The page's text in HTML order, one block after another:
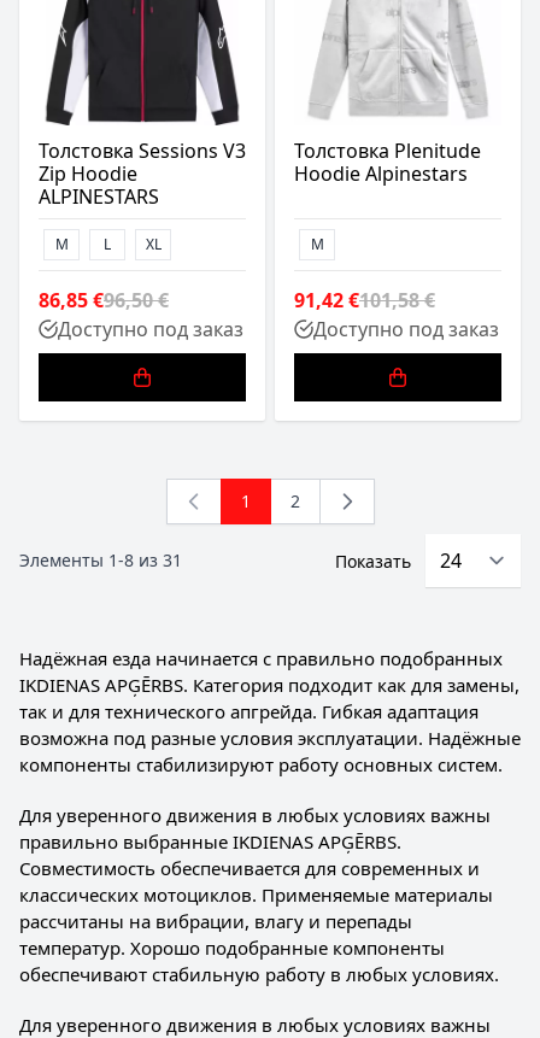
Толстовка Sessions V3
Zip Hoodie
ALPINESTARS
M L XL
86,85 €96,50 €
Доступно под заказ
Толстовка Plenitude
Hoodie Alpinestars
M
91,42 €101,58 €
Доступно под заказ
Элементы 1-8 из 31
You're currently reading page
1 Страница
2
Показать
Надёжная езда начинается с правильно подобранных
IKDIENAS APĢĒRBS. Категория подходит как для замены,
так и для технического апгрейда. Гибкая адаптация
возможна под разные условия эксплуатации. Надёжные
компоненты стабилизируют работу основных систем.
Для уверенного движения в любых условиях важны
правильно выбранные IKDIENAS APĢĒRBS.
Совместимость обеспечивается для современных и
классических мотоциклов. Применяемые материалы
рассчитаны на вибрации, влагу и перепады
температур. Хорошо подобранные компоненты
обеспечивают стабильную работу в любых условиях.
Для уверенного движения в любых условиях важны